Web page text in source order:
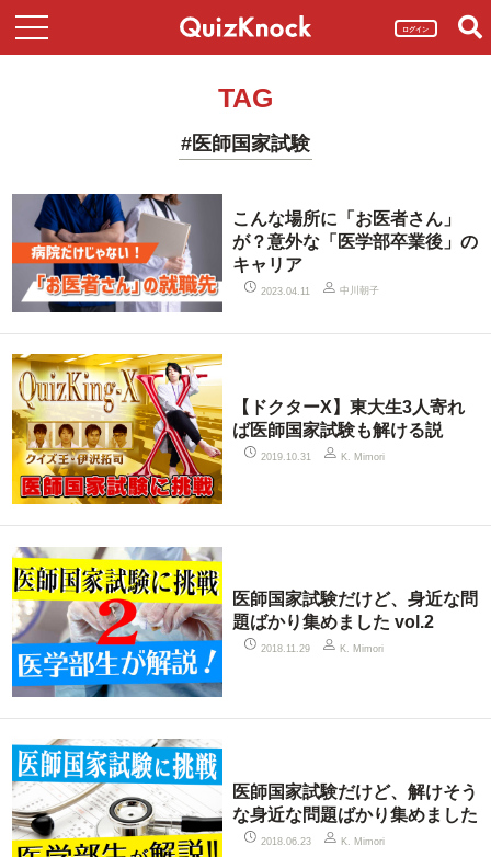
ログイン
TAG
#医師国家試験
こんな場所に「お医者さん」
が？意外な「医学部卒業後」の
キャリア
2023.04.11 中川朝子
【ドクターX】東大生3人寄れ
ば医師国家試験も解ける説
2019.10.31 K. Mimori
医師国家試験だけど、身近な問
題ばかり集めました vol.2
2018.11.29 K. Mimori
医師国家試験だけど、解けそう
な身近な問題ばかり集めました
2018.06.23 K. Mimori